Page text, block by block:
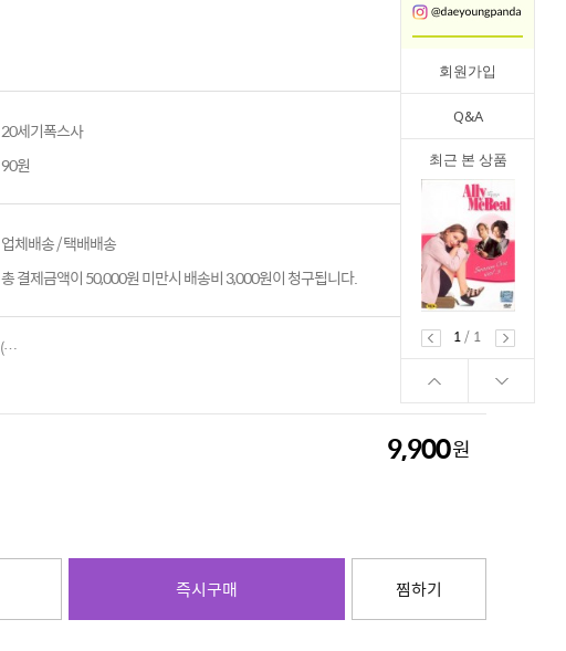
회원가입
Q&A
최근 본 상품
1
/ 1
20세기폭스사
90원
업체배송 / 택배배송
총 결제금액이 50,000원 미만시 배송비 3,000원이 청구됩니다.
[DVD] 앨리의사랑만들기 시즌1 Vol.3 (2disc)- Ally McBeal
9,900
9,900원
즉시구매 찜하기